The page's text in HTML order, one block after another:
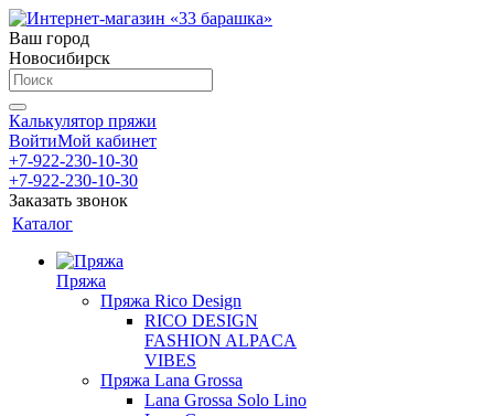
Ваш город
Новосибирск
Калькулятор пряжи
ВойтиМой кабинет
+7-922-230-10-30
+7-922-230-10-30
Заказать звонок
Каталог
Пряжа
Пряжа Rico Design
RICO DESIGN
FASHION ALPACA
VIBES
Пряжа Lana Grossa
Lana Grossa Solo Lino